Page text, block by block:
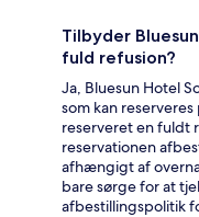
Tilbyder
fuld refusion?
Ja, Bluesun Hotel
som kan
reserveret en fuldt
reservationen
afhængigt af
bare sørge for at
afbestillingspolitik